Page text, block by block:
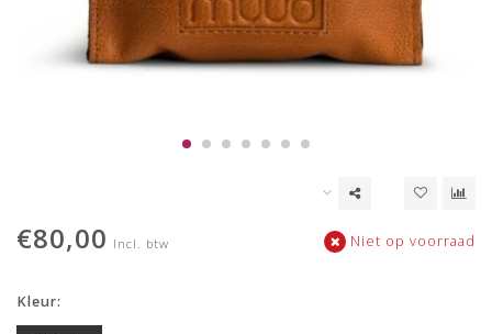
€80,00 Incl. btw Niet op voorraad
Kleur: